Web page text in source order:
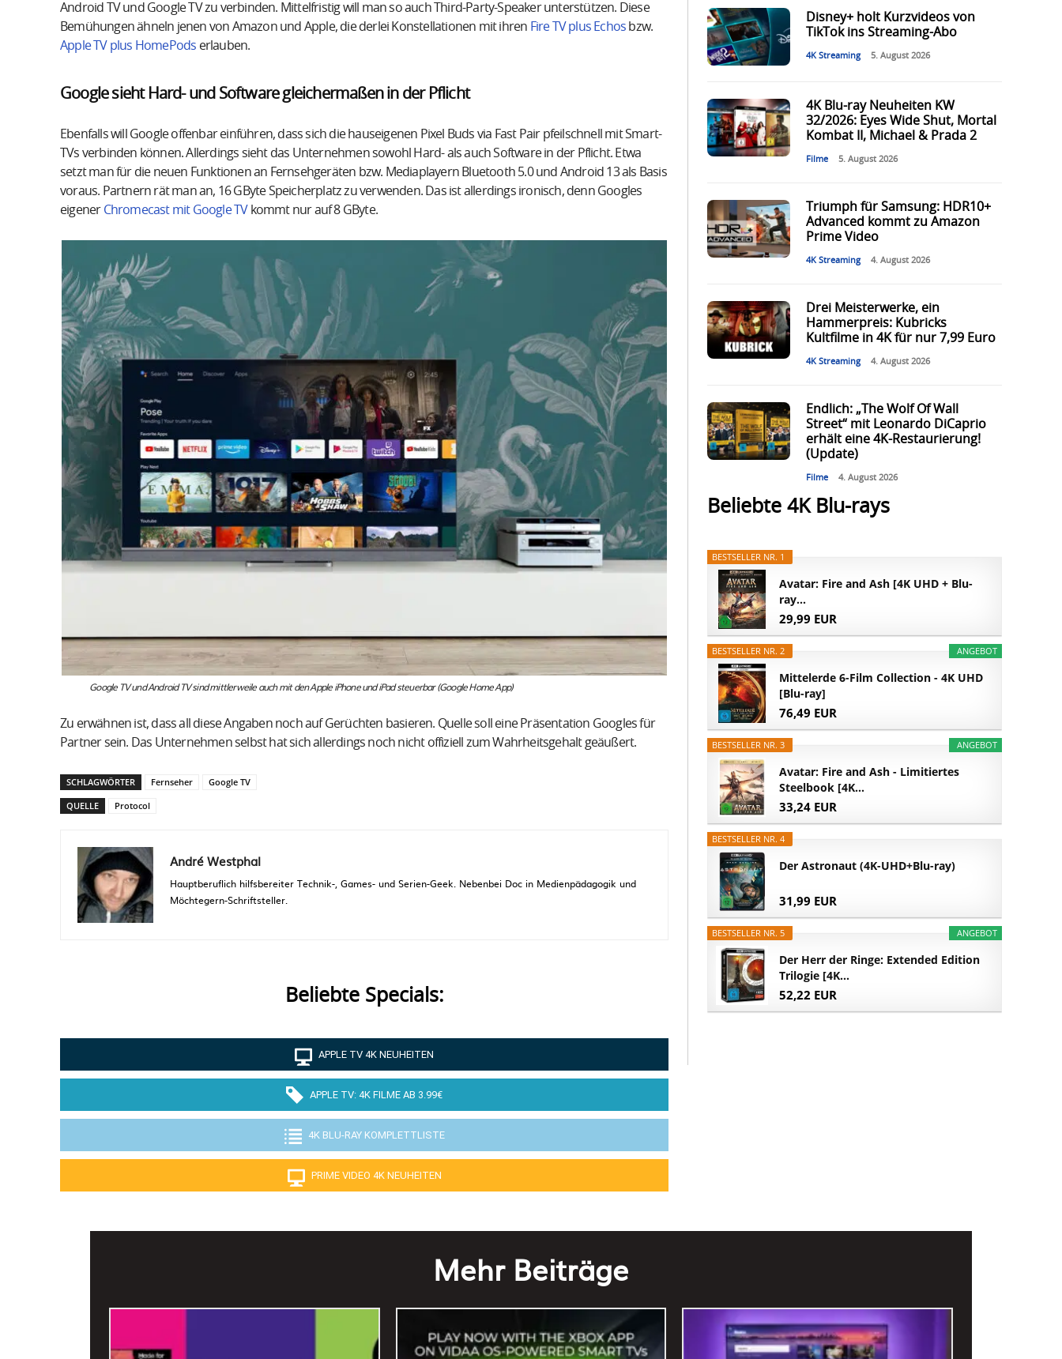
Android TV und Google TV zu verbinden. Mittelfristig will man so auch Third-Party-Speaker unterstützen. Diese
Bemühungen ähneln jenen von Amazon und Apple, die derlei Konstellationen mit ihren Fire TV plus Echos bzw.
Apple TV plus HomePods erlauben.
Google sieht Hard- und Software gleichermaßen in der Pflicht
Ebenfalls will Google offenbar einführen, dass sich die hauseigenen Pixel Buds via Fast Pair pfeilschnell mit Smart-
TVs verbinden können. Allerdings sieht das Unternehmen sowohl Hard- als auch Software in der Pflicht. Etwa
setzt man für die neuen Funktionen an Fernsehgeräten bzw. Mediaplayern Bluetooth 5.0 und Android 13 als Basis
voraus. Partnern rät man an, 16 GByte Speicherplatz zu verwenden. Das ist allerdings ironisch, denn Googles
eigener Chromecast mit Google TV kommt nur auf 8 GByte.
Google TV und Android TV sind mittlerweile auch mit den Apple iPhone und iPad steuerbar (Google Home App)
Zu erwähnen ist, dass all diese Angaben noch auf Gerüchten basieren. Quelle soll eine Präsentation Googles für
Partner sein. Das Unternehmen selbst hat sich allerdings noch nicht offiziell zum Wahrheitsgehalt geäußert.
SCHLAGWÖRTER Fernseher
Google TV
QUELLE
Protocol
André Westphal
Hauptberuflich hilfsbereiter Technik-, Games- und Serien-Geek. Nebenbei Doc in Medienpädagogik und
Möchtegern-Schriftsteller.
Beliebte Specials:
APPLE TV 4K NEUHEITEN
APPLE TV: 4K FILME AB 3.99€
4K BLU-RAY KOMPLETTLISTE
PRIME VIDEO 4K NEUHEITEN
Disney+ holt Kurzvideos von
TikTok ins Streaming-Abo
4K Streaming 5. August 2026
4K Blu-ray Neuheiten KW
32/2026: Eyes Wide Shut, Mortal
Kombat II, Michael & Prada 2
Filme 5. August 2026
Triumph für Samsung: HDR10+
Advanced kommt zu Amazon
Prime Video
4K Streaming 4. August 2026
Drei Meisterwerke, ein
Hammerpreis: Kubricks
Kultfilme in 4K für nur 7,99 Euro
4K Streaming 4. August 2026
Endlich: „The Wolf Of Wall
Street“ mit Leonardo DiCaprio
erhält eine 4K-Restaurierung!
(Update)
Filme 4. August 2026
Beliebte 4K Blu-rays
BESTSELLER NR. 1
Avatar: Fire and Ash [4K UHD + Blu-
ray...
29,99 EUR
ANGEBOT
BESTSELLER NR. 2
Mittelerde 6-Film Collection - 4K UHD
[Blu-ray]
76,49 EUR
ANGEBOT
BESTSELLER NR. 3
Avatar: Fire and Ash - Limitiertes
Steelbook [4K...
33,24 EUR
BESTSELLER NR. 4
Der Astronaut (4K-UHD+Blu-ray)
31,99 EUR
ANGEBOT
BESTSELLER NR. 5
Der Herr der Ringe: Extended Edition
Trilogie [4K...
52,22 EUR
Mehr Beiträge